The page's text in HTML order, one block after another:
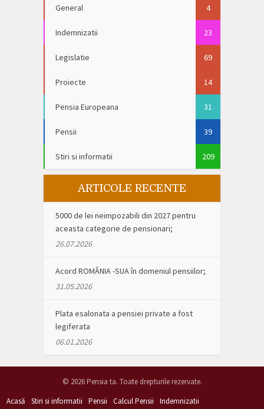
General 4
Indemnizatii 23
Legislatie 69
Proiecte 14
Pensia Europeana 31
Pensii 39
Stiri si informatii 209
ARTICOLE RECENTE
5000 de lei neimpozabili din 2027 pentru
aceasta categorie de pensionari;
26.07.2026
Acord ROMÂNIA -SUA în domeniul pensiilor;
31.05.2026
Plata esalonata a pensiei private a fost
legiferata
06.01.2026
© 2026 Pensia ta. Toate drepturile rezervate.
Acasă
Stiri si informatii Pensii Calcul Pensii Indemnizatii